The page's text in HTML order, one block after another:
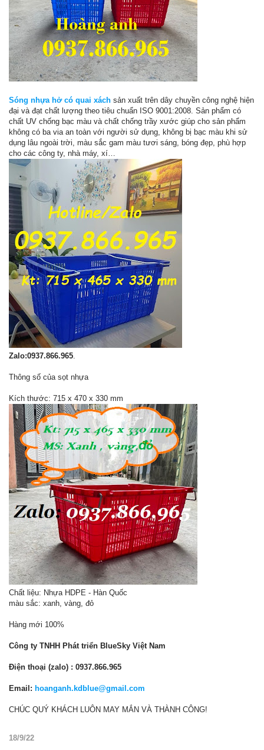
Sóng nhựa hở có quai xách sản xuất trên dây chuyền công nghệ hiện
đại và đạt chất lượng theo tiêu chuẩn ISO 9001:2008. Sản phẩm có
chất UV chống bạc màu và chất chống trầy xước giúp cho sản phẩm
không có ba via an toàn với người sử dụng, không bị bạc màu khi sử
dụng lâu ngoài trời, màu sắc gam màu tươi sáng, bóng đẹp, phù hợp
cho các công ty, nhà máy, xí…
Zalo:0937.866.965.
Thông số của sọt nhựa
Kích thước: 715 x 470 x 330 mm
Chất liệu: Nhựa HDPE - Hàn Quốc
màu sắc: xanh, vàng, đỏ
Hàng mới 100%
Công ty TNHH Phát triển BlueSky Việt Nam
Điện thoại (zalo) : 0937.866.965
Email: hoanganh.kdblue@gmail.com
CHÚC QUÝ KHÁCH LUÔN MAY MẮN VÀ THÀNH CÔNG!
18/9/22